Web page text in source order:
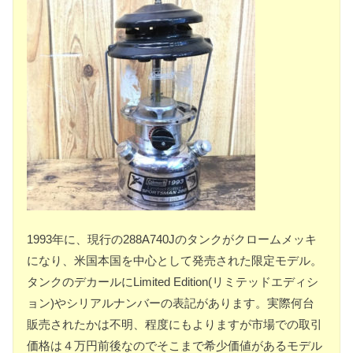
1993年に、現行の288A740Jのタンクがクロームメッキ
になり、米国本国を中心として発売された限定モデル。
タンクのデカールにLimited Edition(リミテッドエディシ
ョン)やシリアルナンバーの表記があります。実際何台
販売されたかは不明、程度にもよりますが市場での取引
価格は４万円前後なのでそこまで希少価値があるモデル